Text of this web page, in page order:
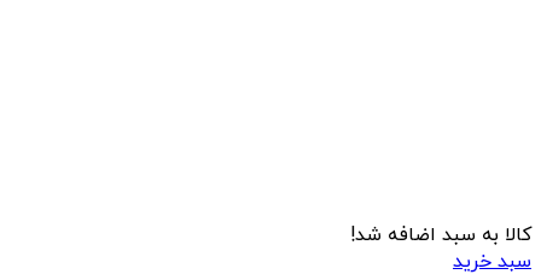
کالا به سبد اضافه شد!
سبد خرید